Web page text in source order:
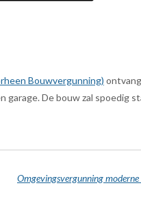
Bouwvergunning)
garage. De bouw zal spoedig
Omgevingsvergunning